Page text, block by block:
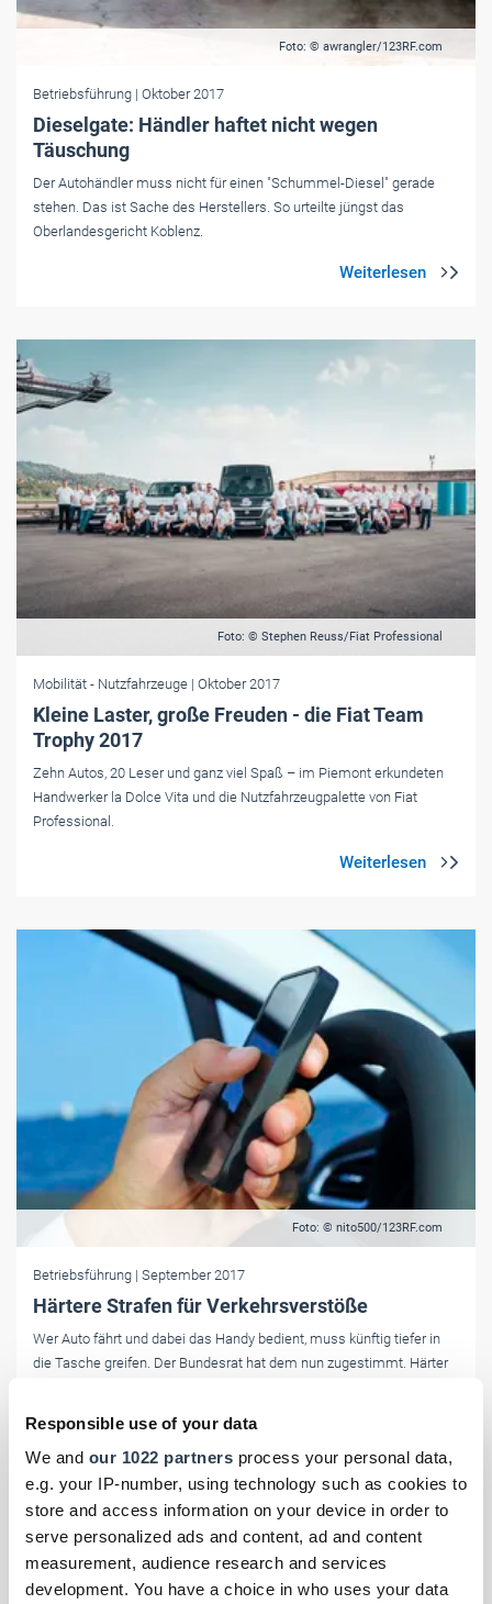
Responsible use of your data
We and our 1022 partners process your personal data,
e.g. your IP-number, using technology such as cookies to
store and access information on your device in order to
serve personalized ads and content, ad and content
measurement, audience research and services
development. You have a choice in who uses your data
Foto: © awrangler/123RF.com
Betriebsführung | Oktober 2017
Dieselgate: Händler haftet nicht wegen
Täuschung
Der Autohändler muss nicht für einen "Schummel-Diesel" gerade
stehen. Das ist Sache des Herstellers. So urteilte jüngst das
Oberlandesgericht Koblenz.
Foto: © Stephen Reuss/Fiat Professional
Mobilität - Nutzfahrzeuge | Oktober 2017
Kleine Laster, große Freuden - die Fiat Team
Trophy 2017
Zehn Autos, 20 Leser und ganz viel Spaß – im Piemont erkundeten
Handwerker la Dolce Vita und die Nutzfahrzeugpalette von Fiat
Professional.
Foto: © nito500/123RF.com
Betriebsführung | September 2017
Härtere Strafen für Verkehrsverstöße
Wer Auto fährt und dabei das Handy bedient, muss künftig tiefer in
die Tasche greifen. Der Bundesrat hat dem nun zugestimmt. Härter